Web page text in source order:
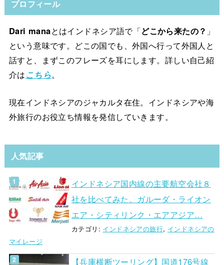
プロフィール
Dari manaとはインドネシア語で「どこから来たの？ 」
という意味です。どこの国でも、外国へ行って外国人と
話すと、まずこのフレーズを耳にします。詳しい自己紹
介はこちら。
現在インドネシアのジャカルタ在住。インドネシアや海
外旅行のお役立ち情報を発信していきます。
人気記事
インドネシア国内線の主要航空会社８
社を比べてみた。ガルーダ・ライオン
エア・シティリンク・エアアジア…
カテゴリ: インドネシアの旅行, インドネシアの
マイレージ
【兵庫横断ツーリング】国道176号線